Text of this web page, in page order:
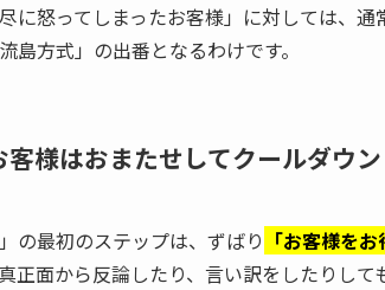
に怒ってしまったお客様」に対しては、
島方式」の出番となるわけです。
様はおまたせしてクールダウン
の最初のステップは、ずばり 「お客様をお
正面から反論したり、言い訳をしたりし